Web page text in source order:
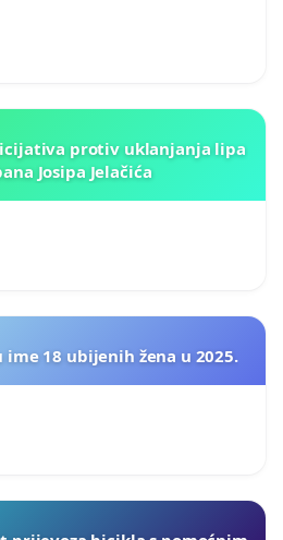
protiv uklanjanja lipa
Josipa Jelačića
ime 18 ubijenih žena u 2025.